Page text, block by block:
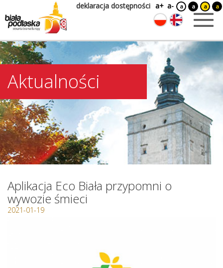
deklaracja dostępności a+ a- a a a a
Aktualności
Aplikacja Eco Biała przypomni o
wywozie śmieci
2021-01-19